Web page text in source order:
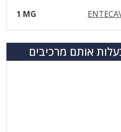
1 MG
אותם מרכיבים